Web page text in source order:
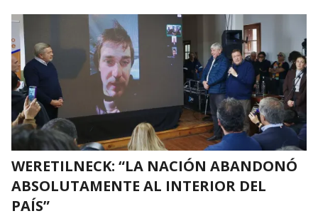
WERETILNECK: “LA NACIÓN ABANDONÓ
ABSOLUTAMENTE AL INTERIOR DEL
PAÍS”